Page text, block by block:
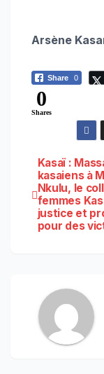
Arsène
Share 0
0
Shares
de
Kasaï :
kasaiens à
Nkulu, le
femmes
justice et
pour des